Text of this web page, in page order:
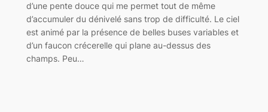
d’une pente douce qui me permet tout de même
d’accumuler du dénivelé sans trop de difficulté. Le ciel
est animé par la présence de belles buses variables et
d’un faucon crécerelle qui plane au-dessus des
champs. Peu…